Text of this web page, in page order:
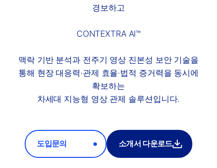
경보하고
CONTEXTRA AI™
맥락 기반 분석과 전주기 영상 진본성 보안 기술을
통해 현장 대응력·관제 효율·법적 증거력을 동시에
확보하는
차세대 지능형 영상 관제 솔루션입니다.
도입문의 소개서 다운로드